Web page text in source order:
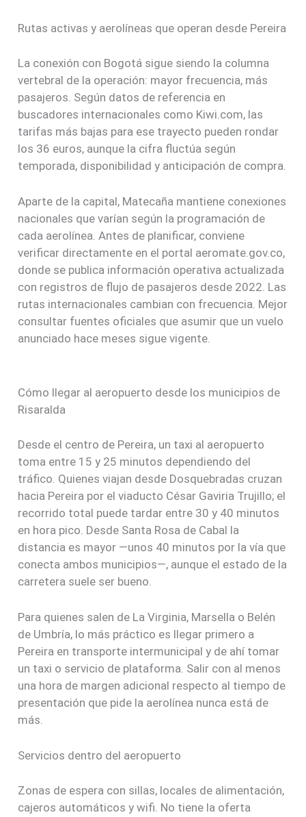
Rutas activas y aerolíneas que operan desde Pereira
La conexión con Bogotá sigue siendo la columna
vertebral de la operación: mayor frecuencia, más
pasajeros. Según datos de referencia en
buscadores internacionales como Kiwi.com, las
tarifas más bajas para ese trayecto pueden rondar
los 36 euros, aunque la cifra fluctúa según
temporada, disponibilidad y anticipación de compra.
Aparte de la capital, Matecaña mantiene conexiones
nacionales que varían según la programación de
cada aerolínea. Antes de planificar, conviene
verificar directamente en el portal aeromate.gov.co,
donde se publica información operativa actualizada
con registros de flujo de pasajeros desde 2022. Las
rutas internacionales cambian con frecuencia. Mejor
consultar fuentes oficiales que asumir que un vuelo
anunciado hace meses sigue vigente.
Cómo llegar al aeropuerto desde los municipios de
Risaralda
Desde el centro de Pereira, un taxi al aeropuerto
toma entre 15 y 25 minutos dependiendo del
tráfico. Quienes viajan desde Dosquebradas cruzan
hacia Pereira por el viaducto César Gaviria Trujillo; el
recorrido total puede tardar entre 30 y 40 minutos
en hora pico. Desde Santa Rosa de Cabal la
distancia es mayor —unos 40 minutos por la vía que
conecta ambos municipios—, aunque el estado de la
carretera suele ser bueno.
Para quienes salen de La Virginia, Marsella o Belén
de Umbría, lo más práctico es llegar primero a
Pereira en transporte intermunicipal y de ahí tomar
un taxi o servicio de plataforma. Salir con al menos
una hora de margen adicional respecto al tiempo de
presentación que pide la aerolínea nunca está de
más.
Servicios dentro del aeropuerto
Zonas de espera con sillas, locales de alimentación,
cajeros automáticos y wifi. No tiene la oferta